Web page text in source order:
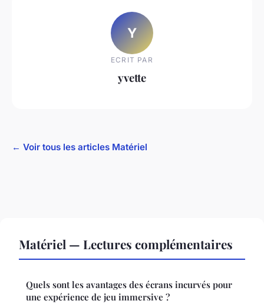
Y
ECRIT PAR
yvette
← Voir tous les articles Matériel
Matériel — Lectures complémentaires
Quels sont les avantages des écrans incurvés pour
une expérience de jeu immersive ?